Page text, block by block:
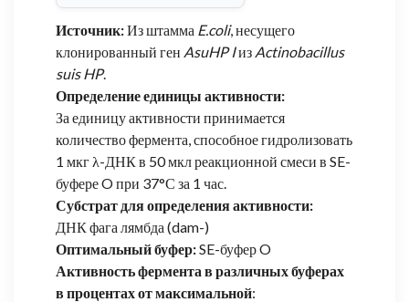
Источник:Из штамма E.coli, несущего
клонированный ген AsuHP Iиз Actinobacillus
suis HP.
Определение единицы активности:
За единицу активности принимается
количество фермента, способное гидролизовать
1 мкг λ-ДНК в 50 мкл реакционной смеси в SE-
буфере O при 37°С за 1 час.
Субстрат для определения активности:
ДНК фага лямбда (dam-)
Оптимальный буфер:SE-буфер O
Активность фермента в различных буферах
в процентах от максимальной: